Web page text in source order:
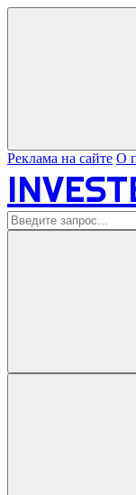
Реклама на сайте О